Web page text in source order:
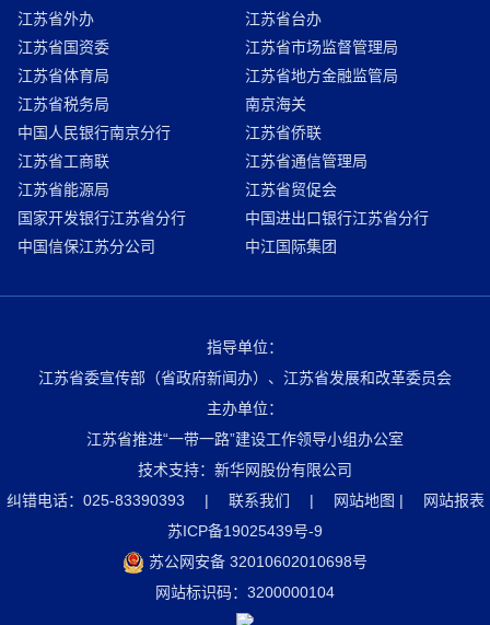
江苏省外办
江苏省台办
江苏省国资委
江苏省市场监督管理局
江苏省体育局
江苏省地方金融监管局
江苏省税务局
南京海关
中国人民银行南京分行
江苏省侨联
江苏省工商联
江苏省通信管理局
江苏省能源局
江苏省贸促会
国家开发银行江苏省分行
中国进出口银行江苏省分行
中国信保江苏分公司
中江国际集团
指导单位：
江苏省委宣传部（省政府新闻办）、江苏省发展和改革委员会
主办单位：
江苏省推进“一带一路”建设工作领导小组办公室
技术支持：新华网股份有限公司
纠错电话：025-83390393
| 联系我们 | 网站地图 |
网站报表
苏ICP备19025439号-9
苏公网安备 32010602010698号
网站标识码：3200000104